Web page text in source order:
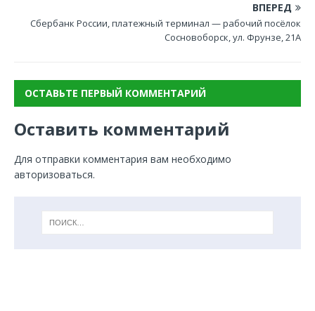
ВПЕРЕД
Сбербанк России, платежный терминал — рабочий посёлок
Сосновоборск, ул. Фрунзе, 21А
ОСТАВЬТЕ ПЕРВЫЙ КОММЕНТАРИЙ
Оставить комментарий
Для отправки комментария вам необходимо
авторизоваться.